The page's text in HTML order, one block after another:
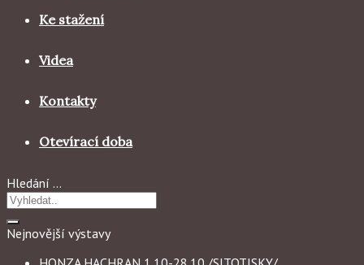
Ke stažení
Videa
Kontakty
Otevírací doba
Hledání …
Nejnovější výstavy